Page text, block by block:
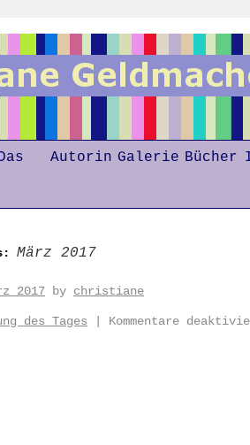
Autorin Galerie Bücher
März 2017
2017 by christiane
des Tages Kommentare